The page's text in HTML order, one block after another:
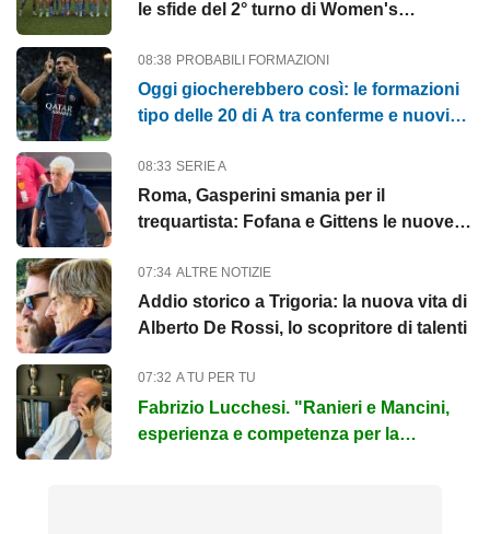
le sfide del 2° turno di Women's
08:38 PROBABILI FORMAZIONI
Oggi giocherebbero così: le formazioni
tipo delle 20 di A tra conferme e nuovi
08:33 SERIE A
Roma, Gasperini smania per il
trequartista: Fofana e Gittens le nuove
07:34 ALTRE NOTIZIE
Addio storico a Trigoria: la nuova vita di
Alberto De Rossi, lo scopritore di talenti
07:32 A TU PER TU
Fabrizio Lucchesi. "Ranieri e Mancini,
esperienza e competenza per la